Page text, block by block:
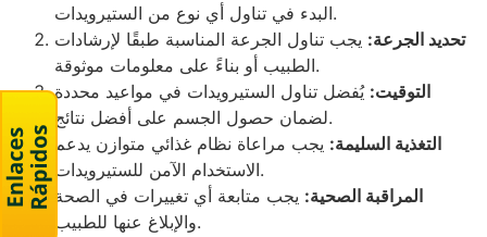
البدء في تناول أي نوع من الستيرويدات.
تحديد الجرعة: يجب تناول الجرعة المناسبة طبقًا لإرشادات
الطبيب أو بناءً على معلومات موثوقة.
التوقيت: يُفضل تناول الستيرويدات في مواعيد محددة
لضمان حصول الجسم على أفضل نتائج.
التغذية السليمة: يجب مراعاة نظام غذائي متوازن يدعم
الاستخدام الآمن للستيرويدات.
المراقبة الصحية: يجب متابعة أي تغييرات في الصحة
والإبلاغ عنها للطبيب.